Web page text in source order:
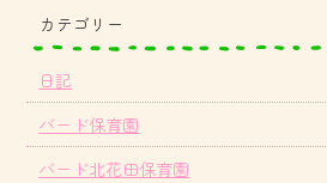
カテゴリー
日記
バード保育園
バード北花田保育園